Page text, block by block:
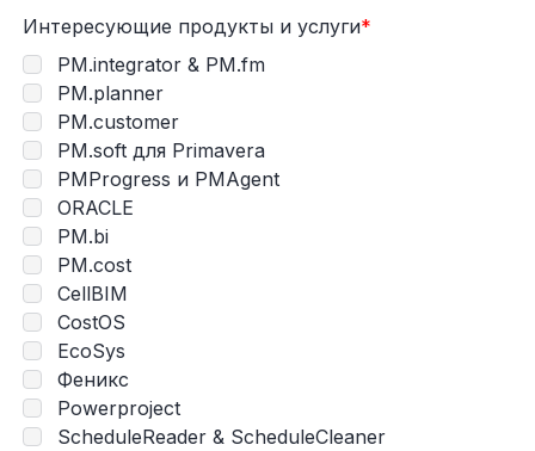
Интересующие продукты и услуги*
PM.integrator & PM.fm
PM.planner
PM.customer
PM.soft для Primavera
PMProgress и PMAgent
ORACLE
PM.bi
PM.cost
CellBIM
CostOS
EcoSys
Феникс
Powerproject
ScheduleReader & ScheduleCleaner